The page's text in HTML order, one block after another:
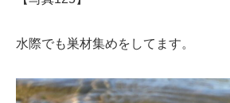
水際でも巣材集めをしてます。